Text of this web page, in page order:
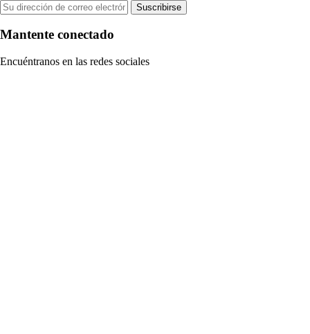
Suscribirse
Mantente conectado
Encuéntranos en las redes sociales